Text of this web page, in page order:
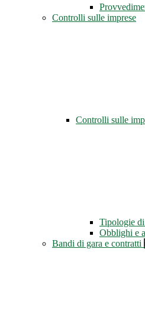
Controlli sulle imprese
Controlli sulle
Tipologie
Obblighi e
Bandi di gara e contratti